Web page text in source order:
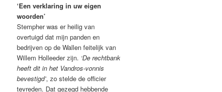
‘Een verklaring in uw eigen
woorden’
Stempher was er heilig van
overtuigd dat mijn panden en
bedrijven op de Wallen feitelijk van
Willem Holleeder zijn. ‘De rechtbank
heeft dit in het Vandros-vonnis
bevestigd’, zo stelde de officier
tevreden. Dat gezegd hebbende